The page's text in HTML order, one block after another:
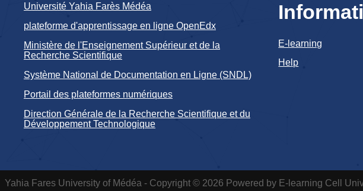
Université Yahia Farès Médéa
plateforme d'apprentissage en ligne OpenEdx
Ministère de l'Enseignement Supérieur et de la
Recherche Scientifique
Système National de Documentation en Ligne (SNDL)
Portail des plateformes numériques
Direction Générale de la Recherche Scientifique et du
Développement Technologique
E-learning
Help
Yahia Fares University of Médéa - Copyright © 2026 Powered by E-learning Cell